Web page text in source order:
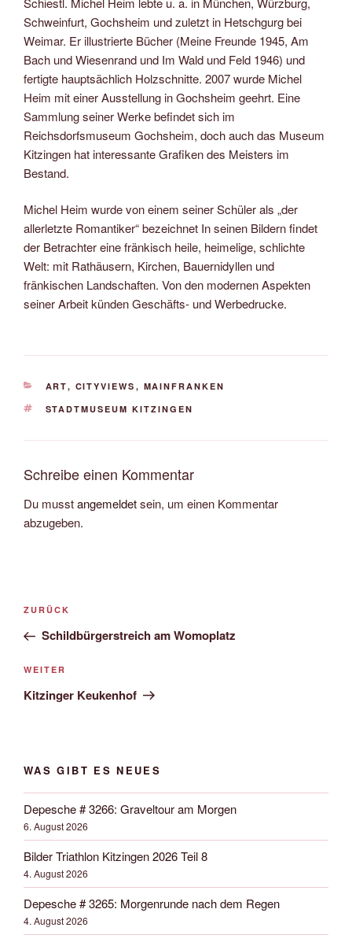
Schweinfurt, Gochsheim und zuletzt in Hetschgurg bei
Weimar. Er illustrierte Bücher (Meine Freunde 1945, Am
Bach und Wiesenrand und Im Wald und Feld 1946) und
fertigte hauptsächlich Holzschnitte. 2007 wurde Michel
Heim mit einer Ausstellung in Gochsheim geehrt. Eine
Sammlung seiner Werke befindet sich im
Reichsdorfsmuseum Gochsheim, doch auch das Museum
Kitzingen hat interessante Grafiken des Meisters im
Bestand.
Michel Heim wurde von einem seiner Schüler als „der
allerletzte Romantiker“ bezeichnet In seinen Bildern findet
der Betrachter eine fränkisch heile, heimelige, schlichte
Welt: mit Rathäusern, Kirchen, Bauernidyllen und
fränkischen Landschaften. Von den modernen Aspekten
seiner Arbeit künden Geschäfts- und Werbedrucke.
KATEGORIEN
ART, CITYVIEWS , MAINFRANKEN
SCHLAGWÖRTER
STADTMUSEUM KITZINGEN
Schreibe einen Kommentar
Du musstangemeldetsein, um einen Kommentar
abzugeben.
Beitrags-
Vorheriger
Beitrag
ZURÜCK
Schildbürgerstreich am Womoplatz
Nächster
Beitrag
WEITER
Kitzinger Keukenhof
WAS GIBT ES NEUES
Depesche # 3266: Graveltour am Morgen
6. August 2026
Bilder Triathlon Kitzingen 2026 Teil 8
4. August 2026
Depesche # 3265: Morgenrunde nach dem Regen
4. August 2026